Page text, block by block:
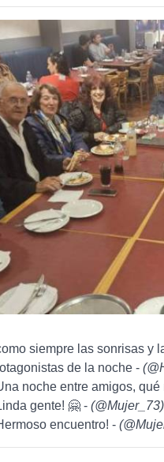
siempre las sonrisas y
de la noche - (
noche entre amigos, qué
gente! 🤗 - (@Mujer_73)
encuentro! - (